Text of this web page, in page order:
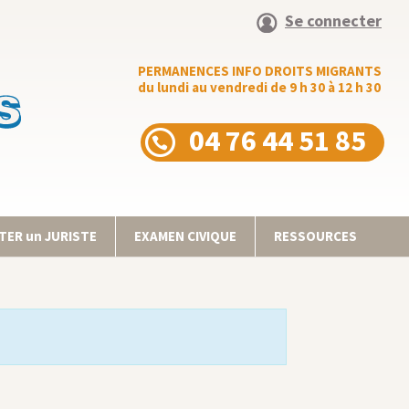
Se connecter
PERMANENCES INFO DROITS MIGRANTS
du lundi au vendredi de 9 h 30 à 12 h 30
04 76 44 51 85
un JURISTE EXAMEN CIVIQUE RESSOURCES